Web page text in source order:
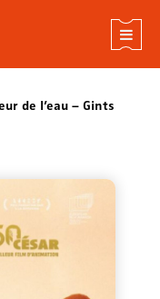
de l’eau – Gints